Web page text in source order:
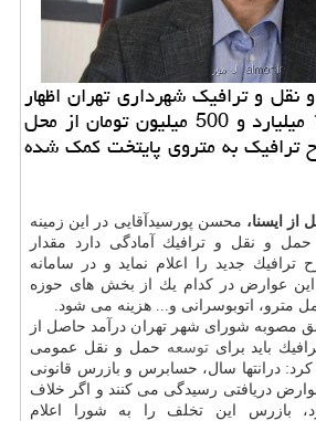
و ترافیك شهرداری تهران اظهار
داشت كه امسال 18 میلیارد و 500 میلیون تومان از محل
به متروی پایتخت كمك شده
ایسنا، محسن پورسیدآقایی در این زمینه
و نقل و ترافیك آمادگی دارد مقدار
جدید را اعلام نماید و در سامانه
عوارض در كدام یك از بخش های حوزه
مترو، اتوبوسرانی و... هزینه می شود.
مصوبه شورای شهر تهران درآمد حاصل از
باید برایتوسعه حمل و نقل عمومی
درانتها سال، حسابرس و بازرس قانونی
دریافتی رسیدگی می كنند و اگر خلاف
بازرس این تخلف را به شورا اعلام